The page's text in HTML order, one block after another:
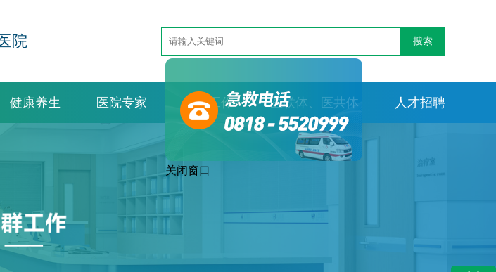
院 搜索
健康养生 医院专家 党群工作 医联体、医共体 人才招聘
关闭窗口